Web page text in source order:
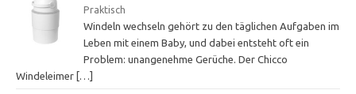
Praktisch
Windeln wechseln gehört zu den täglichen Aufgaben im
Leben mit einem Baby, und dabei entsteht oft ein
Problem: unangenehme Gerüche. Der Chicco
Windeleimer […]